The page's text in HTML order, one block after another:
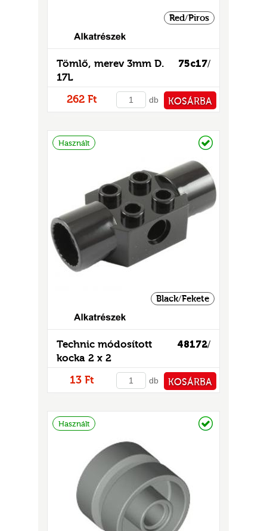
Red/Piros
75c17/
Tömlő, merev 3mm D.
17L
262 Ft db KOSÁRBA
Használt
Black/Fekete
48172/
Technic módosított
kocka 2 x 2
13 Ft db KOSÁRBA
Használt